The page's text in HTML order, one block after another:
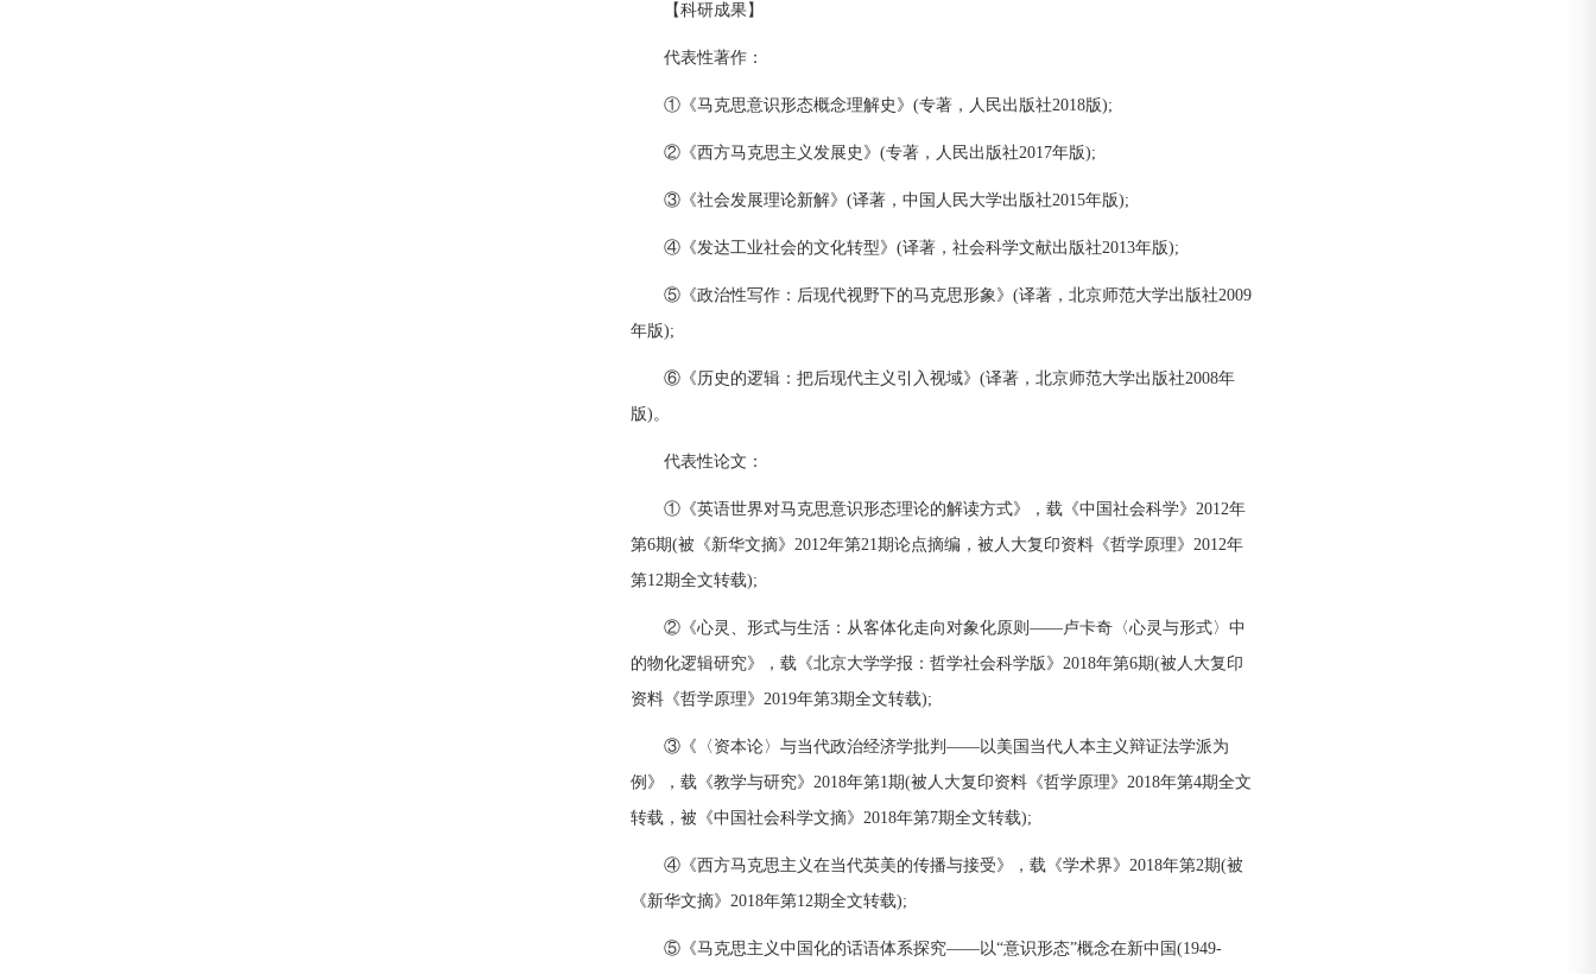
【科研成果】
代表性著作：
①《马克思意识形态概念理解史》(专著，人民出版社2018版);
②《西方马克思主义发展史》(专著，人民出版社2017年版);
③《社会发展理论新解》(译著，中国人民大学出版社2015年版);
④《发达工业社会的文化转型》(译著，社会科学文献出版社2013年版);
⑤《政治性写作：后现代视野下的马克思形象》(译著，北京师范大学出版社2009
年版);
⑥《历史的逻辑：把后现代主义引入视域》(译著，北京师范大学出版社2008年
版)。
代表性论文：
①《英语世界对马克思意识形态理论的解读方式》，载《中国社会科学》2012年
第6期(被《新华文摘》2012年第21期论点摘编，被人大复印资料《哲学原理》2012年
第12期全文转载);
②《心灵、形式与生活：从客体化走向对象化原则——卢卡奇〈心灵与形式〉中
的物化逻辑研究》，载《北京大学学报：哲学社会科学版》2018年第6期(被人大复印
资料《哲学原理》2019年第3期全文转载);
③《〈资本论〉与当代政治经济学批判——以美国当代人本主义辩证法学派为
例》，载《教学与研究》2018年第1期(被人大复印资料《哲学原理》2018年第4期全文
转载，被《中国社会科学文摘》2018年第7期全文转载);
④《西方马克思主义在当代英美的传播与接受》，载《学术界》2018年第2期(被
《新华文摘》2018年第12期全文转载);
⑤《马克思主义中国化的话语体系探究——以“意识形态”概念在新中国(1949-